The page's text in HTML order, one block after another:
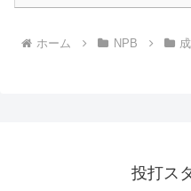
ホーム NPB
投打ス